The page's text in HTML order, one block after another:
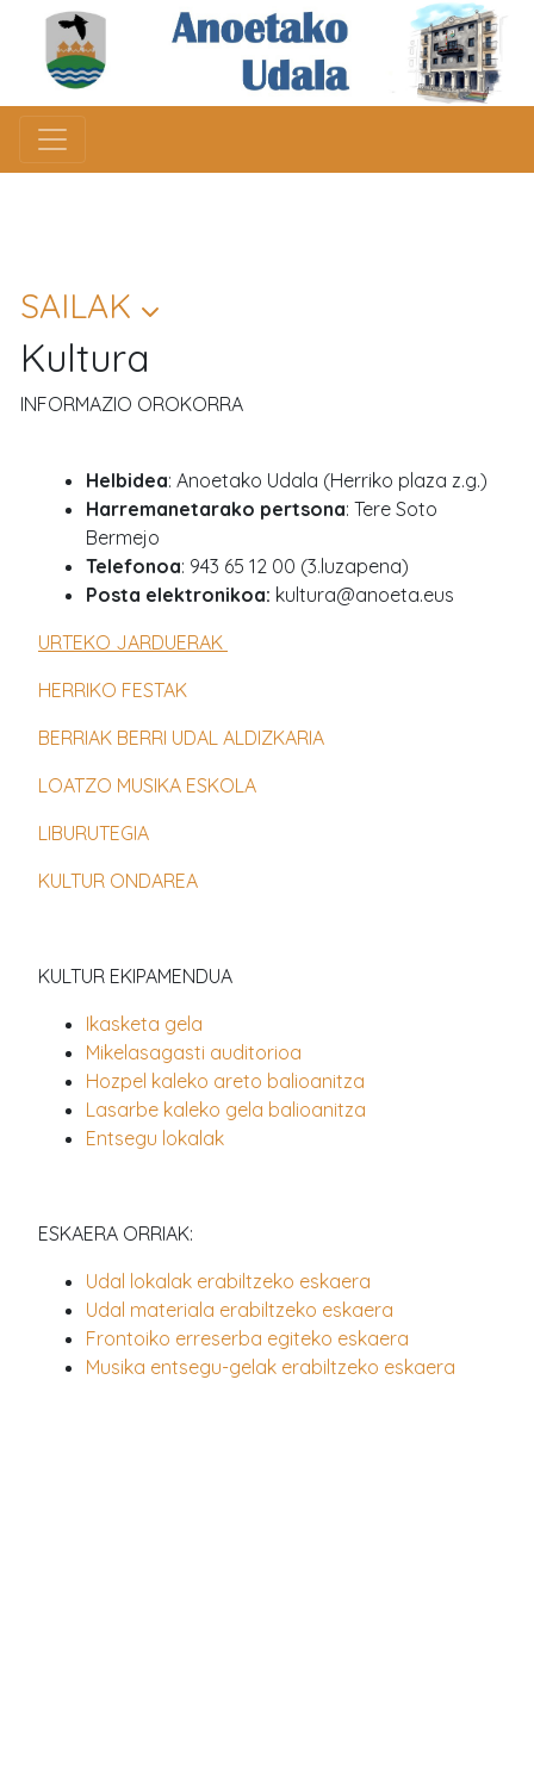
SAILAK
Kultura
INFORMAZIO OROKORRA
Helbidea: Anoetako Udala (Herriko plaza z.g.)
Harremanetarako pertsona: Tere Soto
Bermejo
Telefonoa: 943 65 12 00 (3.luzapena)
Posta elektronikoa: kultura@anoeta.eus
URTEKO JARDUERAK
HERRIKO FESTAK
BERRIAK BERRI UDAL ALDIZKARIA
LOATZO MUSIKA ESKOLA
LIBURUTEGIA
KULTUR ONDAREA
KULTUR EKIPAMENDUA
Ikasketa gela
Mikelasagasti auditorioa
Hozpel kaleko areto balioanitza
Lasarbe kaleko gela balioanitza
Entsegu lokalak
ESKAERA ORRIAK:
Udal lokalak erabiltzeko eskaera
Udal materiala erabiltzeko eskaera
Frontoiko erreserba egiteko eskaera
Musika entsegu-gelak erabiltzeko eskaera